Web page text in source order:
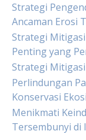
Strategi
Ancaman Erosi
Strategi
Penting yang
Strategi
Perlindungan
Konservasi
Menikmati
Tersembunyi di